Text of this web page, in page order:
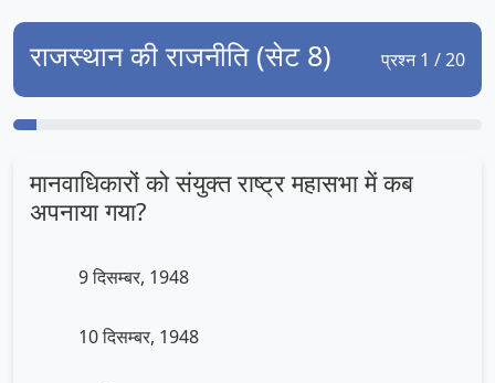
राजस्थान की राजनीति (सेट 8) प्रश्न 1 / 20
मानवाधिकारों को संयुक्त राष्ट्र महासभा में कब
अपनाया गया?
9 दिसम्बर, 1948
10 दिसम्बर, 1948